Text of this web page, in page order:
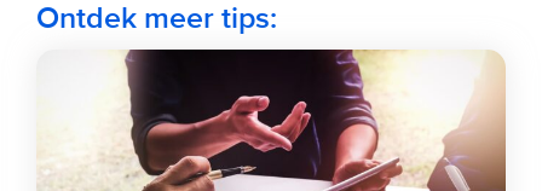
Ontdek meer tips: